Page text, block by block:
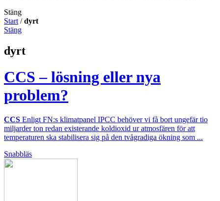
Stäng
Start /dyrt
Stäng
dyrt
CCS – lösning eller nya
problem?
CCS Enligt FN:s klimatpanel IPCC behöver vi få bort ungefär tio
miljarder ton redan existerande koldioxid ur atmosfären för att
temperaturen ska stabilisera sig på den tvågradiga ökning som ...
Snabbläs